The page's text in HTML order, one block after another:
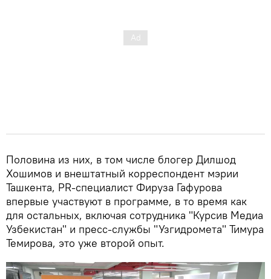
Половина из них, в том числе блогер Дилшод
Хошимов и внештатный корреспондент мэрии
Ташкента, PR-специалист Фируза Гафурова
впервые участвуют в программе, в то время как
для остальных, включая сотрудника "Курсив Медиа
Узбекистан" и пресс-службы "Узгидромета" Тимура
Темирова, это уже второй опыт.